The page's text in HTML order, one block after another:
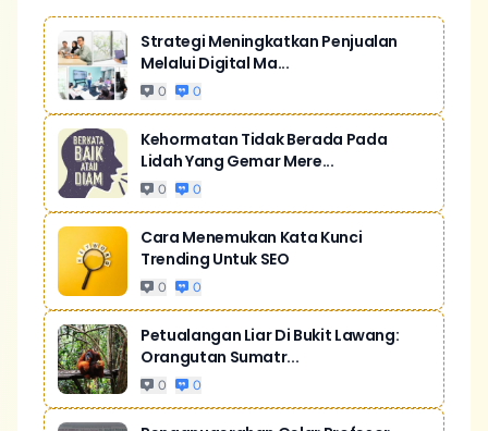
Strategi Meningkatkan Penjualan
Melalui Digital Ma...
0 0
Kehormatan Tidak Berada Pada
Lidah Yang Gemar Mere...
0 0
Cara Menemukan Kata Kunci
Trending Untuk SEO
0 0
Petualangan Liar Di Bukit Lawang:
Orangutan Sumatr...
0 0